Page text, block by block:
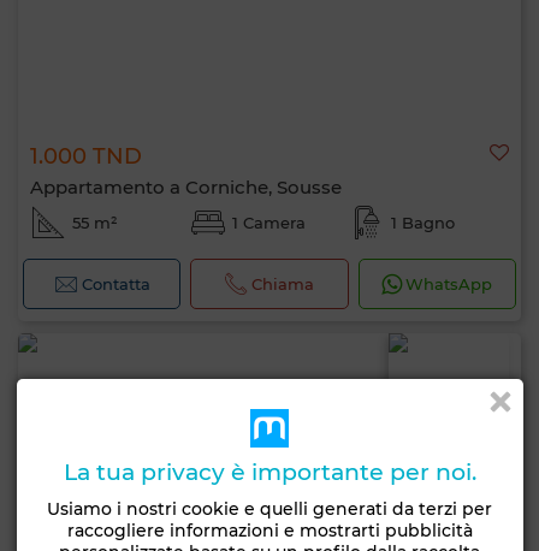
1.000 TND
Appartamento a Corniche, Sousse
55 m² 1 Camera 1 Bagno
Contatta Chiama WhatsApp
La tua privacy è importante per noi.
Usiamo i nostri cookie e quelli generati da terzi per
raccogliere informazioni e mostrarti pubblicità